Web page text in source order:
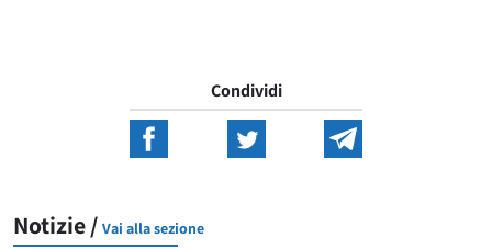
Condividi
Notizie / Vai alla sezione